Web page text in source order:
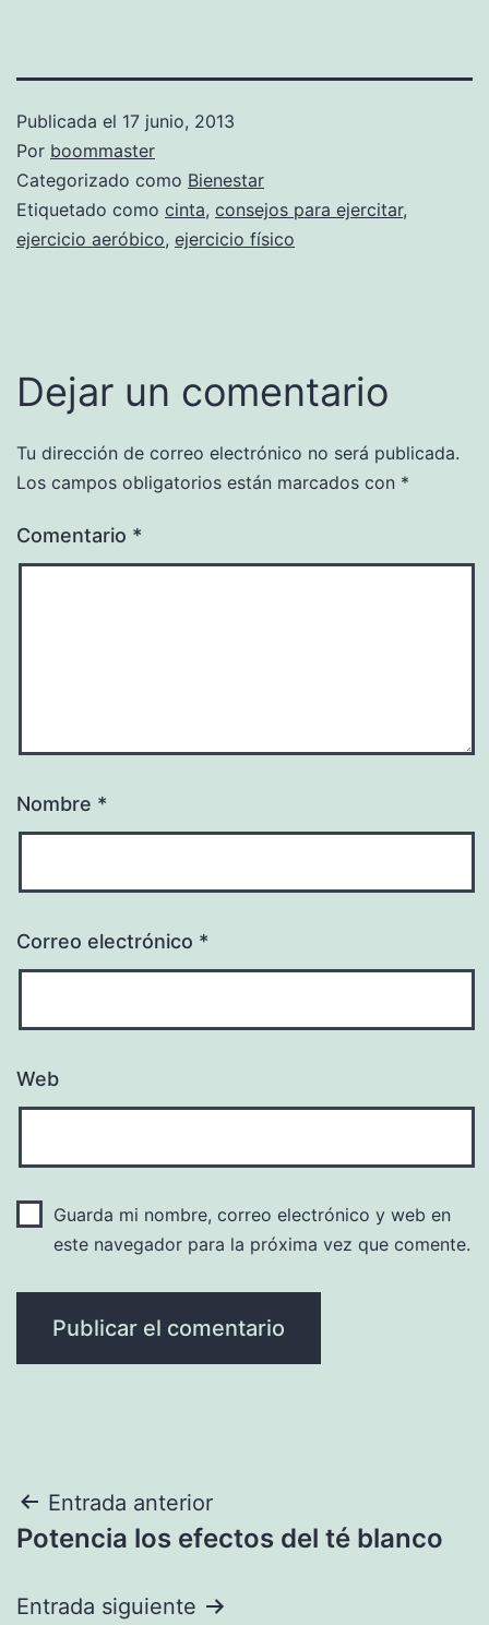
Publicada el 17 junio, 2013
Por boommaster
Categorizado como Bienestar
Etiquetado como cinta, consejos para ejercitar,
ejercicio aeróbico, ejercicio físico
Dejar un comentario
Tu dirección de correo electrónico no será publicada.
Los campos obligatorios están marcados con *
Comentario *
Nombre *
Correo electrónico *
Web
Guarda mi nombre, correo electrónico y web en
este navegador para la próxima vez que comente.
Navegación
de
entradas
Entrada anterior
Potencia los efectos del té blanco
Entrada siguiente